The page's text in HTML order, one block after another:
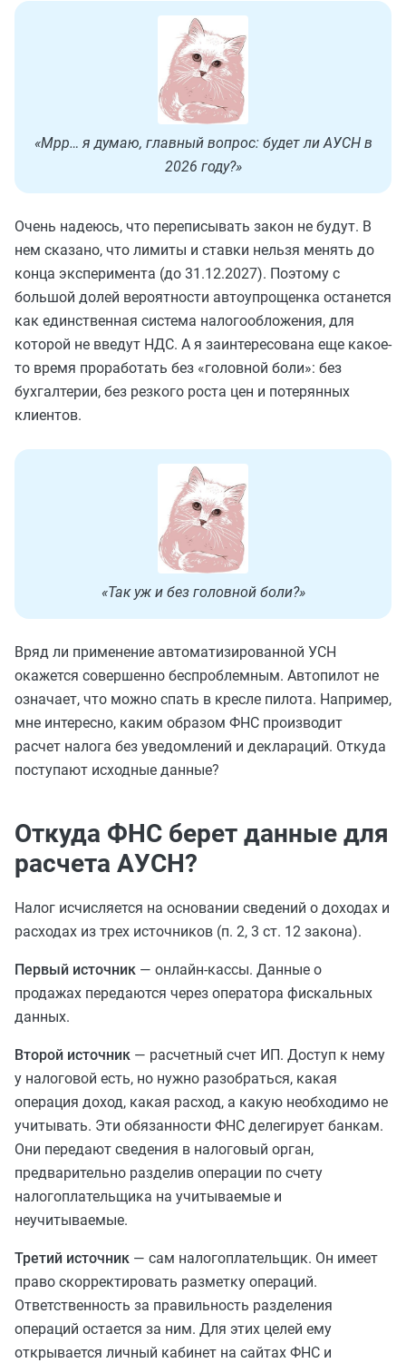
«Мрр… я думаю, главный вопрос: будет ли АУСН в
2026 году?»
Очень надеюсь, что переписывать закон не будут. В
нем сказано, что лимиты и ставки нельзя менять до
конца эксперимента (до 31.12.2027). Поэтому с
большой долей вероятности автоупрощенка останется
как единственная система налогообложения, для
которой не введут НДС. А я заинтересована еще какое-
то время проработать без «головной боли»: без
бухгалтерии, без резкого роста цен и потерянных
клиентов.
«Так уж и без головной боли?»
Вряд ли применение автоматизированной УСН
окажется совершенно беспроблемным. Автопилот не
означает, что можно спать в кресле пилота. Например,
мне интересно, каким образом ФНС производит
расчет налога без уведомлений и деклараций. Откуда
поступают исходные данные?
Откуда ФНС берет данные для
расчета АУСН?
Налог исчисляется на основании сведений о доходах и
расходах из трех источников (п. 2, 3 ст. 12 закона).
Первый источник — онлайн-кассы. Данные о
продажах передаются через оператора фискальных
данных.
Второй источник — расчетный счет ИП. Доступ к нему
у налоговой есть, но нужно разобраться, какая
операция доход, какая расход, а какую необходимо не
учитывать. Эти обязанности ФНС делегирует банкам.
Они передают сведения в налоговый орган,
предварительно разделив операции по счету
налогоплательщика на учитываемые и
неучитываемые.
Третий источник — сам налогоплательщик. Он имеет
право скорректировать разметку операций.
Ответственность за правильность разделения
операций остается за ним. Для этих целей ему
открывается личный кабинет на сайтах ФНС и